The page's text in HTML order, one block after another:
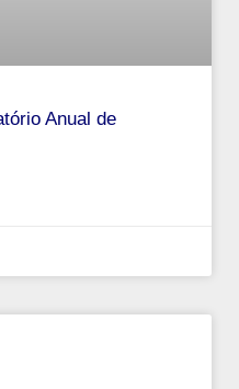
Anual de